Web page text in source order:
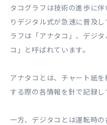
タコグラフは技術の進歩に
りデジタル式が急速に普及
ラフは「アナタコ」、デジ
コ」と呼ばれています。
アナタコとは、チャート紙
する際の各情報を針で記録し
一方、デジタコとは運転時